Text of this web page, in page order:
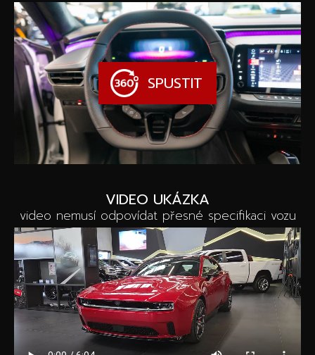
SPUSTIT
VIDEO UKÁZKA
video nemusí odpovídat přesné specifikaci vozu